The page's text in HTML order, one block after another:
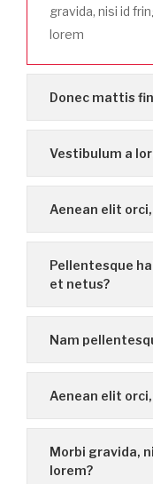
gravida, nisi id
lorem
Donec mattis
Vestibulum a
Aenean elit
Pellentesque
et netus?
Nam
Aenean elit
Morbi gravida,
lorem?